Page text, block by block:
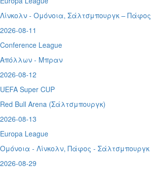
Λίνκολν - Ομόνοια, Σάλτσμπουργκ – Πάφος
2026-08-11
Conference League
Απόλλων - Μπραν
2026-08-12
UEFA Super CUP
Red Bull Arena (Σάλτσμπουργκ)
2026-08-13
Europa League
Ομόνοια - Λίνκολν, Πάφος - Σάλτσμπουργκ
2026-08-29